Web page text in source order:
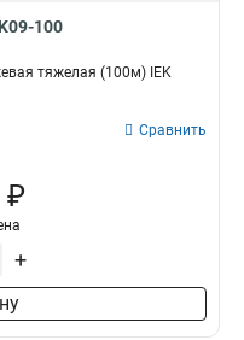
100
тяжелая (100м) IEK
Сравнить
₽
+